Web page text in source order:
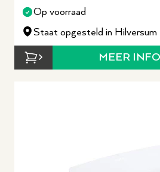
Op voorraad
Staat opgesteld in Hilversum
MEER